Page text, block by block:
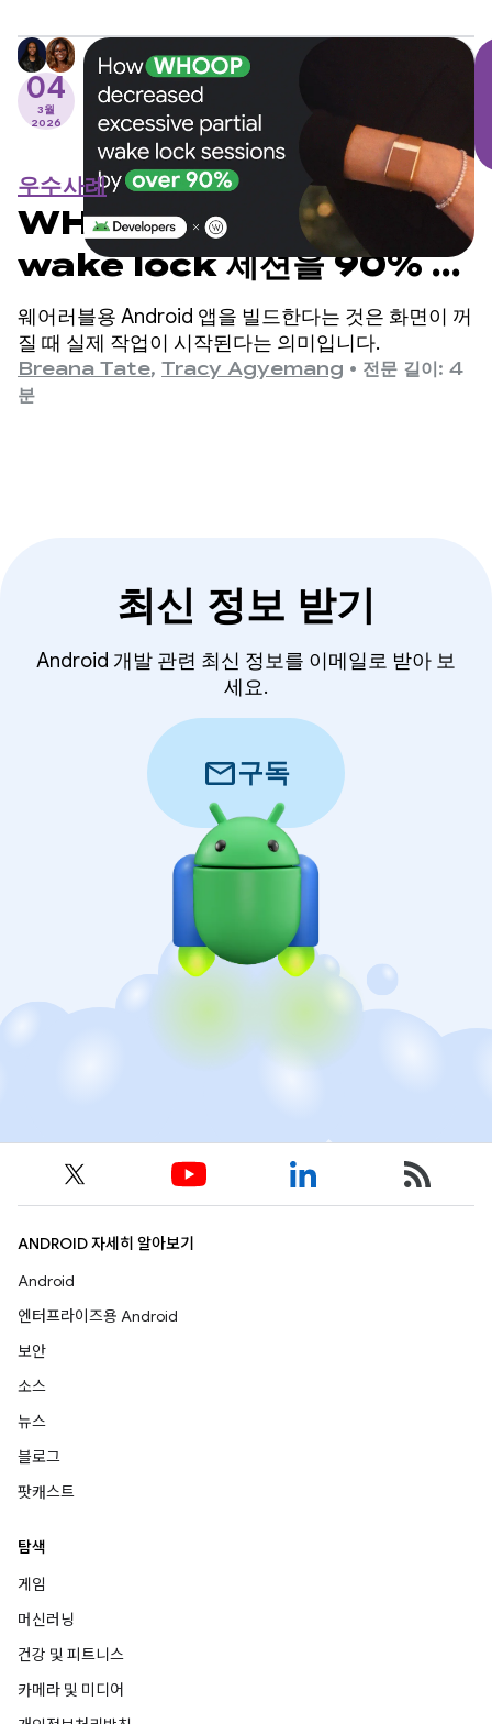
04
3월
2026
우수사례
WHOOP가 과도한 부분
wake lock 세션을 90% 이
상 줄인 방법
웨어러블용 Android 앱을 빌드한다는 것은 화면이 꺼
질 때 실제 작업이 시작된다는 의미입니다.
Breana Tate, Tracy Agyemang • 전문 길이: 4
분
최신 정보 받기
Android 개발 관련 최신 정보를 이메일로 받아 보
세요.
mail구독
ANDROID 자세히 알아보기
Android
엔터프라이즈용 Android
보안
소스
뉴스
블로그
팟캐스트
탐색
게임
머신러닝
건강 및 피트니스
카메라 및 미디어